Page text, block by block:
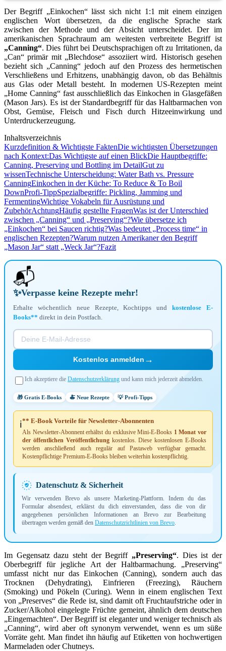
Der Begriff „Einkochen“ lässt sich nicht 1:1 mit einem einzigen
englischen Wort übersetzen, da die englische Sprache stark
zwischen der Methode und der Absicht unterscheidet. Der im
amerikanischen Sprachraum am weitesten verbreitete Begriff ist
„Canning“. Dies führt bei Deutschsprachigen oft zu Irritationen, da
„Can“ primär mit „Blechdose“ assoziiert wird. Historisch gesehen
bezieht sich „Canning“ jedoch auf den Prozess des hermetischen
Verschließens und Erhitzens, unabhängig davon, ob das Behältnis
aus Glas oder Metall besteht. In modernen US-Rezepten meint
„Home Canning“ fast ausschließlich das Einkochen in Glasgefäßen
(Mason Jars). Es ist der Standardbegriff für das Haltbarmachen von
Obst, Gemüse, Fleisch und Fisch durch Hitzeeinwirkung und
Unterdruckerzeugung.
Inhaltsverzeichnis
Kurzdefinition & Wichtigste FaktenDie wichtigsten Übersetzungen
nach Kontext:Das Wichtigste auf einen BlickDie Hauptbegriffe:
Canning, Preserving und Bottling im DetailGut zu
wissenTechnische Unterscheidung: Water Bath vs. Pressure
CanningEinkochen in der Küche: To Reduce & To Boil
DownProfi-TippSpezialbegriffe: Pickling, Jamming und
FermentingWichtige Vokabeln für Ausrüstung und
ZubehörAchtungHäufig gestellte FragenWas ist der Unterschied
zwischen „Canning“ und „Preserving“?Wie übersetze ich
„Einkochen“ bei Saucen richtig?Was bedeutet „Process time“ in
englischen Rezepten?Warum nutzen Amerikaner den Begriff
„Mason Jar“ statt „Weck Jar“?Fazit
📬
✨Verpasse keine Rezepte mehr!
Erhalte wöchentlich neue Rezepte, Kochtipps undkostenlose E-
Books** direkt in dein Postfach.
Kostenlos anmelden →
Ich akzeptiere die Datenschutzerklärung und kann mich jederzeit abmelden.
🎁 Gratis E-Books 🍝 Neue Rezepte 💡 Profi-Tipps
ℹ️** E-Book Vorteile für Newsletter-Abonnenten
Als Newsletter-Abonnent erhältst du exklusive Mini-E-Books 1 Monat vor
der öffentlichen Veröffentlichungkostenlos. Diese kostenlosen E-Books
werden anschließend auch regulär auf Pastaweb verfügbar gemacht.
Kostenpflichtige Premium-E-Books bleiben weiterhin kostenpflichtig.
Datenschutz & Sicherheit
Wir verwenden Brevo als unsere Marketing-Plattform. Indem du das
Formular absendest, erklärst du dich einverstanden, dass die von dir
angegebenen persönlichen Informationen an Brevo zur Bearbeitung
übertragen werden gemäß den Datenschutzrichtlinien von Brevo.
Im Gegensatz dazu steht der Begriff „Preserving“. Dies ist der
Oberbegriff für jegliche Art der Haltbarmachung. „Preserving“
umfasst nicht nur das Einkochen (Canning), sondern auch das
Trocknen (Dehydrating), Einfrieren (Freezing), Räuchern
(Smoking) und Pökeln (Curing). Wenn in einem englischen Text
von „Preserves“ die Rede ist, sind damit oft Fruchtaufstriche oder in
Zucker/Alkohol eingelegte Früchte gemeint, ähnlich dem deutschen
„Eingemachten“. Der Begriff ist eleganter und weniger technisch als
„Canning“, wird aber oft synonym verwendet, wenn es um süße
Vorräte geht. Man findet ihn häufig auf Etiketten von hochwertigen
Marmeladen oder Chutneys.